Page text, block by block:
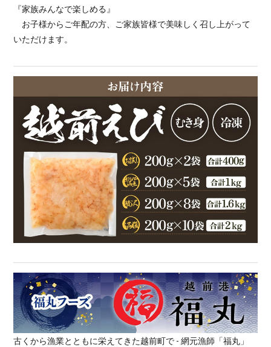
『家族みんなで楽しめる』
お子様からご年配の方、ご家族皆様で美味しく召し上がって
いただけます。
古くから漁業とともに栄えてきた越前町で - 網元漁師「福丸」